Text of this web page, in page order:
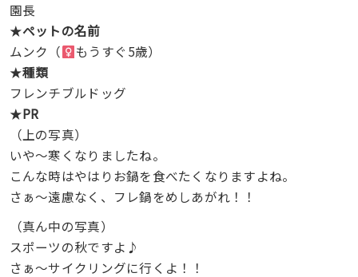
園長
★ペットの名前
ムンク（
もうすぐ5歳）
★種類
フレンチブルドッグ
★PR
（上の写真）
いや～寒くなりましたね。
こんな時はやはりお鍋を食べたくなりますよね。
さぁ～遠慮なく、フレ鍋をめしあがれ！！
（真ん中の写真）
スポーツの秋ですよ♪
さぁ～サイクリングに行くよ！！